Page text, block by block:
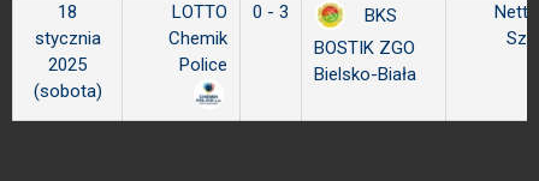
18
stycznia
2025
(sobota)
LOTTO
Chemik
Police
0 - 3
BKS
BOSTIK ZGO
Bielsko-Biała